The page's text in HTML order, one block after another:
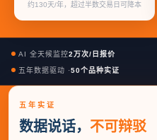
约130天/年，超过半数交易日可降本
AI 全天候监控2万次/日报价
五年数据驱动 ·50个品种实证
五年实证
数据说话， 不可辩驳